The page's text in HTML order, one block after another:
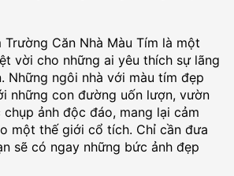
Trường Căn Nhà Màu Tím là một
vời cho những ai yêu thích sự lãng
Những ngôi nhà với màu tím đẹp
những con đường uốn lượn, vườn
ảnh độc đáo, mang lại cảm
một thế giới cổ tích. Chỉ cần đưa
sẽ có ngay những bức ảnh đẹp